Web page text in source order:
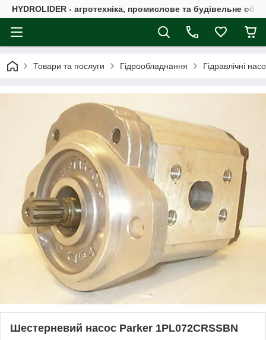
HYDROLIDER - агротехніка, промислове та будівельне
Товари та послуги Гідрообладнання Гідравлічні
Шестерневий насос Parker 1PL072CRSSBN